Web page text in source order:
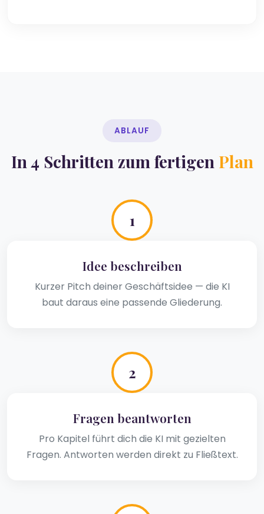
ABLAUF
In 4 Schritten zum fertigen Plan
1
Idee beschreiben
Kurzer Pitch deiner Geschäftsidee — die KI
baut daraus eine passende Gliederung.
2
Fragen beantworten
Pro Kapitel führt dich die KI mit gezielten
Fragen. Antworten werden direkt zu Fließtext.